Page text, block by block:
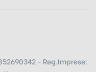
- Reg.Imprese: